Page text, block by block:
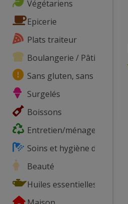
Végétariens
Epicerie
Plats traiteur
Boulangerie / Pâtisserie
Sans gluten, sans lactose, ...
Surgelés
Boissons
Entretien/ménage
Soins et hygiène du corps
Beauté
Huiles essentielles